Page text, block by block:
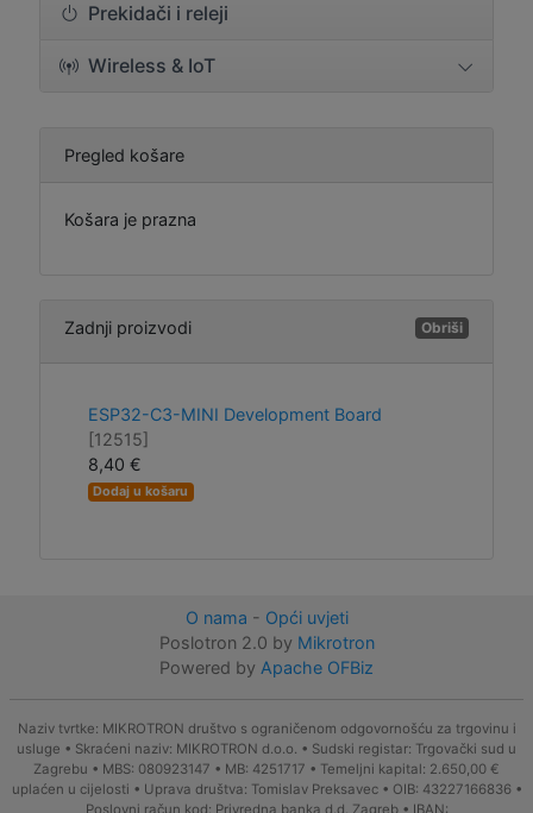
Prekidači i releji
Wireless & IoT
Pregled košare
Košara je prazna
Zadnji proizvodi Obriši
ESP32-C3-MINI Development Board
[12515]
8,40 €
Dodaj u košaru
O nama - Opći uvjeti
Poslotron 2.0 by Mikrotron
Powered by Apache OFBiz
Naziv tvrtke: MIKROTRON društvo s ograničenom odgovornošću za trgovinu i
usluge • Skraćeni naziv: MIKROTRON d.o.o. • Sudski registar: Trgovački sud u
Zagrebu • MBS: 080923147 • MB: 4251717 • Temeljni kapital: 2.650,00 €
uplaćen u cijelosti • Uprava društva: Tomislav Preksavec • OIB: 43227166836 •
Poslovni račun kod: Privredna banka d.d. Zagreb • IBAN: